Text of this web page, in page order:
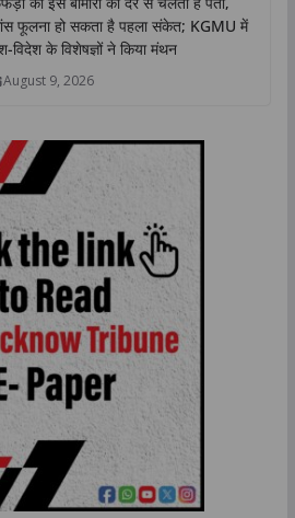
फूलना हो सकता है पहला संकेत; KGMU में
विदेश के विशेषज्ञों ने किया मंथन
August 9, 2026